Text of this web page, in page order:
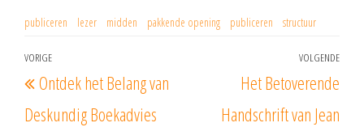
publiceren lezer midden pakkende opening publiceren structuur
Berichtnavigatie
Vorig
bericht
VORIGE
Ontdek het Belang van
Deskundig Boekadvies
VOLGENDE
Het Betoverende
Handschrift van Jean